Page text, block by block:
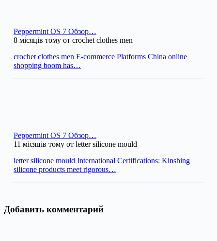
Peppermint OS 7 Обзор…
8 місяців тому от crochet clothes men
crochet clothes men E-commerce Platforms China online
shopping boom has…
Peppermint OS 7 Обзор…
11 місяців тому от letter silicone mould
letter silicone mould International Certifications: Kinshing
silicone products meet rigorous…
Добавить комментарий